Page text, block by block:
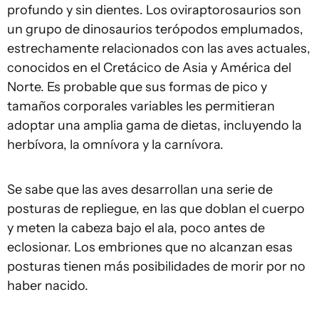
profundo y sin dientes. Los oviraptorosaurios son
un grupo de dinosaurios terópodos emplumados,
estrechamente relacionados con las aves actuales,
conocidos en el Cretácico de Asia y América del
Norte. Es probable que sus formas de pico y
tamaños corporales variables les permitieran
adoptar una amplia gama de dietas, incluyendo la
herbívora, la omnívora y la carnívora.
Se sabe que las aves desarrollan una serie de
posturas de repliegue, en las que doblan el cuerpo
y meten la cabeza bajo el ala, poco antes de
eclosionar. Los embriones que no alcanzan esas
posturas tienen más posibilidades de morir por no
haber nacido.